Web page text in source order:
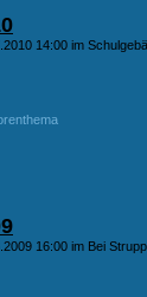
14:00 im
16:00 im Bei